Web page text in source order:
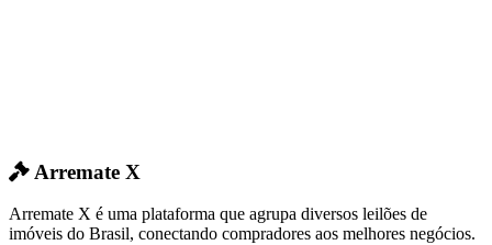
Arremate X
Arremate X é uma plataforma que agrupa diversos leilões de
imóveis do Brasil, conectando compradores aos melhores negócios.